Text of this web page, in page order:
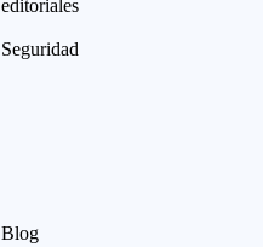
editoriales
Seguridad
Blog